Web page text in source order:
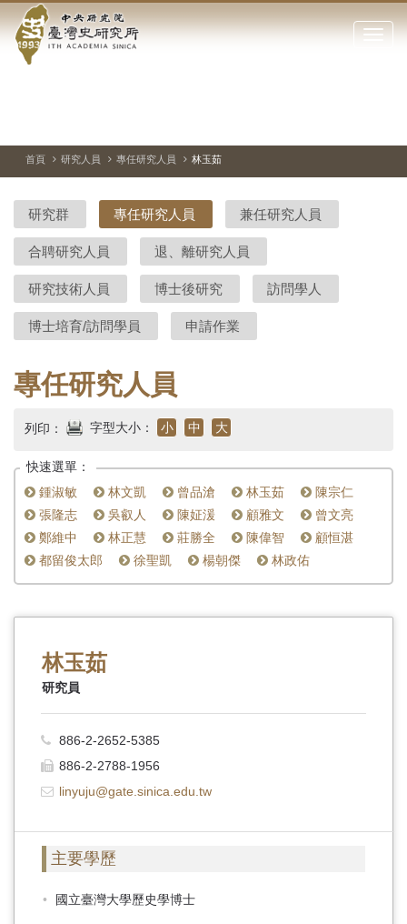
到中
央
院-
臺
灣
史
研
究
所-
首
頁
點
閉
站
停、
圖
圖
結
首頁 研究人員 專任研究人員 林玉茹
研究群 專任研究人員 兼任研究人員
合聘研究人員 退、離研究人員
研究技術人員 博士後研究 訪問學人
博士培育/訪問學員 申請作業
專任研究人員
列印： 字型大小： 小 中 大
快速選單：
鍾淑敏
林文凱 曾品滄 林玉茹
陳宗仁
張隆志
吳叡人 陳姃湲 顧雅文
曾文亮
鄭維中
林正慧 莊勝全 陳偉智
顧恒湛
都留俊太郎
徐聖凱 楊朝傑 林政佑
林玉茹
研究員
886-2-2652-5385
886-2-2788-1956
linyuju@gate.sinica.edu.tw
主要學歷
國立臺灣大學歷史學博士